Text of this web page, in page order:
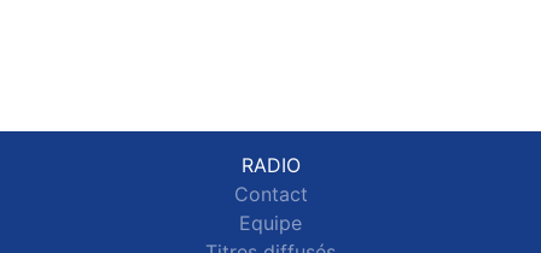
RADIO
Contact
Equipe